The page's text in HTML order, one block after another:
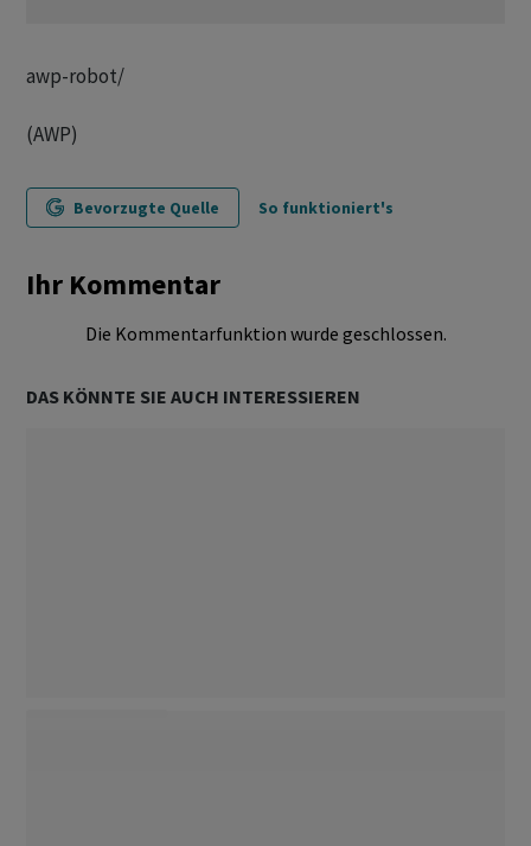
awp-robot/
(AWP)
Bevorzugte Quelle So funktioniert's
Ihr Kommentar
Die Kommentarfunktion wurde geschlossen.
DAS KÖNNTE SIE AUCH INTERESSIEREN